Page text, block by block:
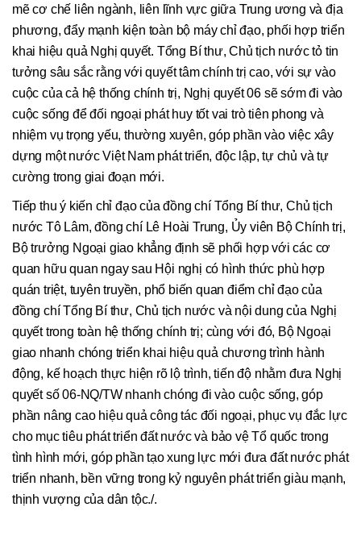
mẽ cơ chế liên ngành, liên lĩnh vực giữa Trung ương và địa
phương, đẩy mạnh kiện toàn bộ máy chỉ đạo, phối hợp triển
khai hiệu quả Nghị quyết. Tổng Bí thư, Chủ tịch nước tỏ tin
tưởng sâu sắc rằng với quyết tâm chính trị cao, với sự vào
cuộc của cả hệ thống chính trị, Nghị quyết 06 sẽ sớm đi vào
cuộc sống để đối ngoại phát huy tốt vai trò tiên phong và
nhiệm vụ trọng yếu, thường xuyên, góp phần vào việc xây
dựng một nước Việt Nam phát triển, độc lập, tự chủ và tự
cường trong giai đoạn mới.
Tiếp thu ý kiến chỉ đạo của đồng chí Tổng Bí thư, Chủ tịch
nước Tô Lâm, đồng chí Lê Hoài Trung, Ủy viên Bộ Chính trị,
Bộ trưởng Ngoại giao khẳng định sẽ phối hợp với các cơ
quan hữu quan ngay sau Hội nghị có hình thức phù hợp
quán triệt, tuyên truyền, phổ biến quan điểm chỉ đạo của
đồng chí Tổng Bí thư, Chủ tịch nước và nội dung của Nghị
quyết trong toàn hệ thống chính trị; cùng với đó, Bộ Ngoại
giao nhanh chóng triển khai hiệu quả chương trình hành
động, kế hoạch thực hiện rõ lộ trình, tiến độ nhằm đưa Nghị
quyết số 06-NQ/TW nhanh chóng đi vào cuộc sống, góp
phần nâng cao hiệu quả công tác đối ngoại, phục vụ đắc lực
cho mục tiêu phát triển đất nước và bảo vệ Tổ quốc trong
tình hình mới, góp phần tạo xung lực mới đưa đất nước phát
triển nhanh, bền vững trong kỷ nguyên phát triển giàu mạnh,
thịnh vượng của dân tộc./.